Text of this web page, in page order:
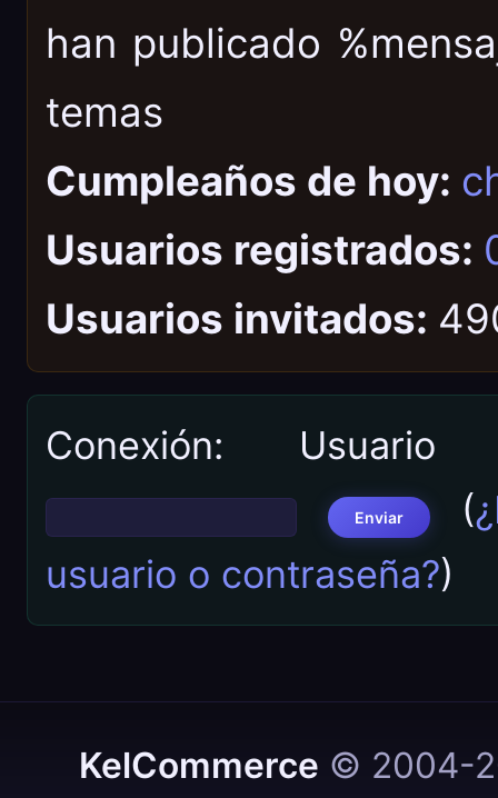
han publicado
temas
Cumpleaños de hoy:
Usuarios registrados:
Usuarios invitados:
Conexión:
(
usuario o contraseña?)
KelCommerce © 2004-